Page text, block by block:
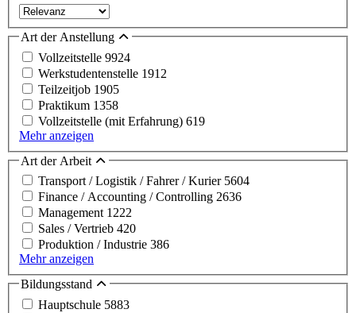
Art der Anstellung
Vollzeitstelle 9924
Werkstudentenstelle 1912
Teilzeitjob 1905
Praktikum 1358
Vollzeitstelle (mit Erfahrung) 619
Mehr anzeigen
Art der Arbeit
Transport / Logistik / Fahrer / Kurier 5604
Finance / Accounting / Controlling 2636
Management 1222
Sales / Vertrieb 420
Produktion / Industrie 386
Mehr anzeigen
Bildungsstand
Hauptschule 5883